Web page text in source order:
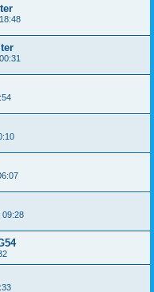
09:28